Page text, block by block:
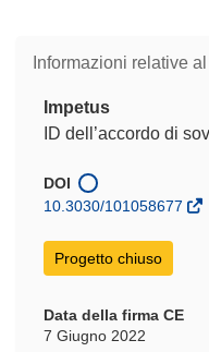
Informazioni relative
Impetus
ID dell’accordo di
DOI
10.3030/101058677
Progetto chiuso
Data della firma CE
7 Giugno 2022